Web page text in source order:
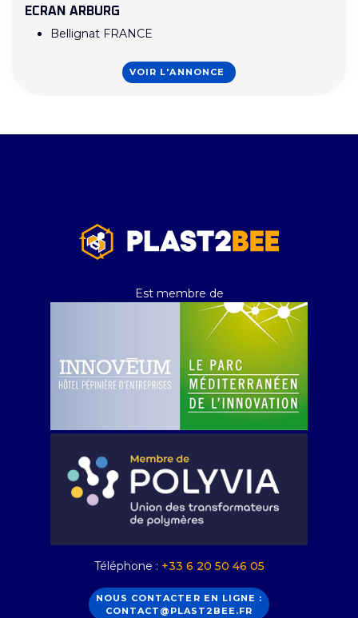
ECRAN ARBURG
Bellignat FRANCE
VOIR L'ANNONCE
Est membre de
Téléphone : +33 6 20 50 46 05
NOUS CONTACTER EN LIGNE :
CONTACT@PLAST2BEE.FR